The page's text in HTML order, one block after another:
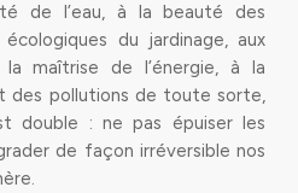
de l’eau, à la beauté des
du jardinage, aux
maîtrise de l’énergie, à la
des pollutions de toute sorte,
double : ne pas épuiser les
de façon irréversible nos